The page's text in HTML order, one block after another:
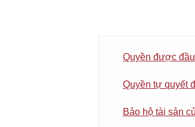
Quyền được
Quyền tự quyết
Bảo hộ tài sản